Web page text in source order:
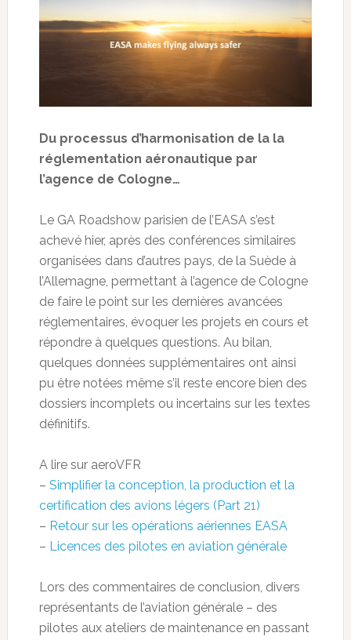
Du processus d’harmonisation de la la
réglementation aéronautique par
l’agence de Cologne…
Le GA Roadshow parisien de l’EASA s’est
achevé hier, après des conférences similaires
organisées dans d’autres pays, de la Suède à
l’Allemagne, permettant à l’agence de Cologne
de faire le point sur les dernières avancées
réglementaires, évoquer les projets en cours et
répondre à quelques questions. Au bilan,
quelques données supplémentaires ont ainsi
pu être notées même s’il reste encore bien des
dossiers incomplets ou incertains sur les textes
définitifs.
A lire sur aeroVFR
– Simplifier la conception, la production et la
certification des avions légers (Part 21)
– Retour sur les opérations aériennes EASA
– Licences des pilotes en aviation générale
Lors des commentaires de conclusion, divers
représentants de l’aviation générale – des
pilotes aux ateliers de maintenance en passant